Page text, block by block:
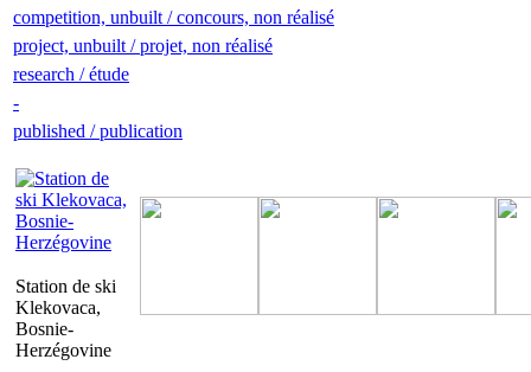
competition, unbuilt / concours, non réalisé
project, unbuilt / projet, non réalisé
research / étude
-
published / publication
Station de ski
Klekovaca,
Bosnie-
Herzégovine